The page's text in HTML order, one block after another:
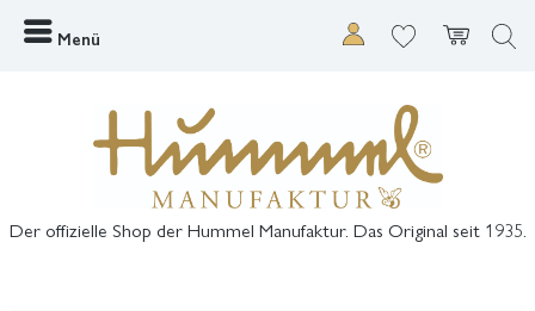
Menü
Der offizielle Shop der Hummel Manufaktur. Das Original seit 1935.